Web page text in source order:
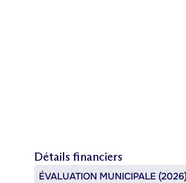
Détails financiers
ÉVALUATION MUNICIPALE